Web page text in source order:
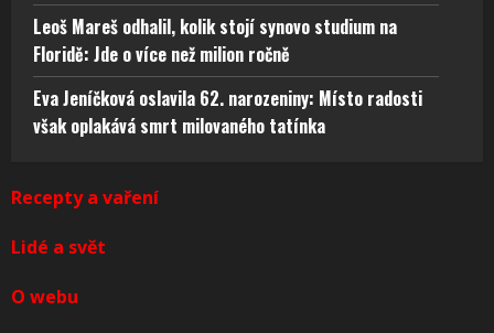
Leoš Mareš odhalil, kolik stojí synovo studium na
Floridě: Jde o více než milion ročně
Eva Jeníčková oslavila 62. narozeniny: Místo radosti
však oplakává smrt milovaného tatínka
Recepty a vaření
Lidé a svět
O webu